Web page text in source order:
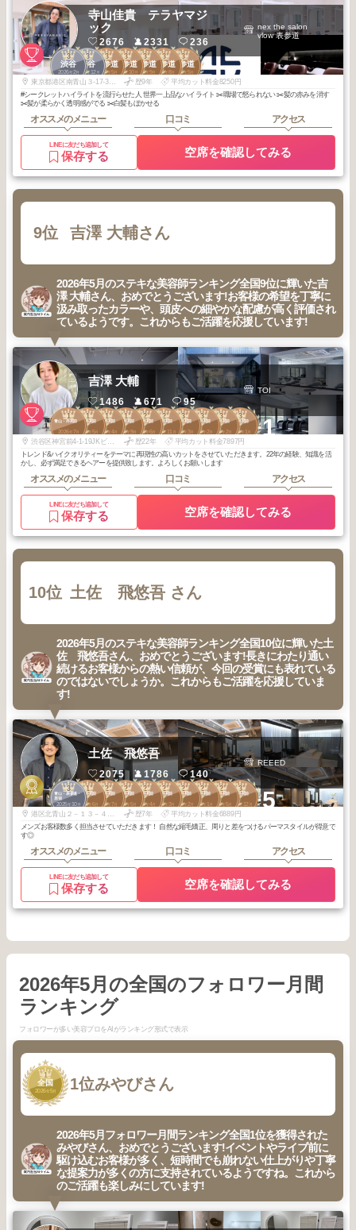
3
渋谷
2026年 2月
3
渋谷
2025年 12月
3
表参道
2026年 5月
3
表参道
2025年 10
3
表参道
2025年 9月
3
表参道
2025年 8月
3
表参道
2025年 5月
寺山佳貴 テラヤマジ
ック
2676 2331 236
nex the salon
vlow 表参道
東京都港区南青山３-17-3ジュピター・アネックスビル2F 歴9年
平均カット料金8250円
#シークレットハイライトを流行らせた人 世界一上品なハイライト ✂️職場で怒られない ✂️髪の赤みを消す
✂️髪が柔らかく透明感がでる ✂️白髪もぼかせる
オススメのメニュー 口コミ アクセス
LINEに友だち追加して
保存する 空席を確認してみる
9位 吉澤 大輔さん
2026年5月のステキな美容師ランキング全国9位に輝いた吉
澤 大輔さん、おめでとうございます!お客様の希望を丁寧に
汲み取ったカラーや、頭皮への細やかな配慮が高く評価され
ているようです。これからもご活躍を応援しています!
1
青山・外苑前
2026年 7月
1
青山・外苑前
2026年 5月
1
青山・外苑前
2026年 4
1
青山・外苑前
2025年 9月
2
青山・外苑前
2026年 6月
2
青山・外苑前
2025年 11
3
青山・外苑前
2026年 3月
3
青山・外苑前
2026年 2月
3
青山・外苑前
2026年 2月
3
青山・外苑前
2026年 1 +1
吉澤 大輔
1486 671 95
TOI
渋谷区神宮前4-1-19JKビル101 歴22年
平均カット料金7897円
トレンド&ハイクオリティーをテーマに再現性の高いカットをさせていただきます。22年の経験、知識を活
かし、必ず満足できるヘアーを提供致します。よろしくお願いします
オススメのメニュー 口コミ アクセス
LINEに友だち追加して
保存する 空席を確認してみる
10位 土佐 飛悠吾 さん
2026年5月のステキな美容師ランキング全国10位に輝いた土
佐 飛悠吾さん、おめでとうございます!長きにわたり通い
続けるお客様からの熱い信頼が、今回の受賞にも表れている
のではないでしょうか。これからもご活躍を応援していま
す!
3
青山・表参道・
原宿
2025年 10
1
青山・外苑前
2026年 6月
2
青山・外苑前
2026年 7月
2
青山・外苑前
2026年 5月
2
青山・外苑前
2026年 4
2
青山・外苑前
2026年 3月
2
青山・外苑前
2026年 2月
2
青山・外苑前
2026年 1
2
青山・外苑前
2025年 5月
3
青山・外苑前
2025年 12月+5
土佐 飛悠吾
2075 1786 140
REEED
歴7年
平均カット料金6889円
メンズお客様数多く担当させていただきます！ 自然な縮毛矯正、周りと差をつけるパーマスタイルが得意で
す◎
オススメのメニュー 口コミ アクセス
LINEに友だち追加して
保存する 空席を確認してみる
2026年5月の全国のフォロワー月間
ランキング
フォロワーが多い美容プロをAIがランキング形式で表示
1
全国
2026年 5月 1位みやびさん
2026年5月フォロワー月間ランキング全国1位を獲得された
みやびさん、おめでとうございます!イベントやライブ前に
駆け込むお客様が多く、短時間でも崩れない仕上がりや丁寧
な提案力が多くの方に支持されているようですね。これから
のご活躍も楽しみにしています!